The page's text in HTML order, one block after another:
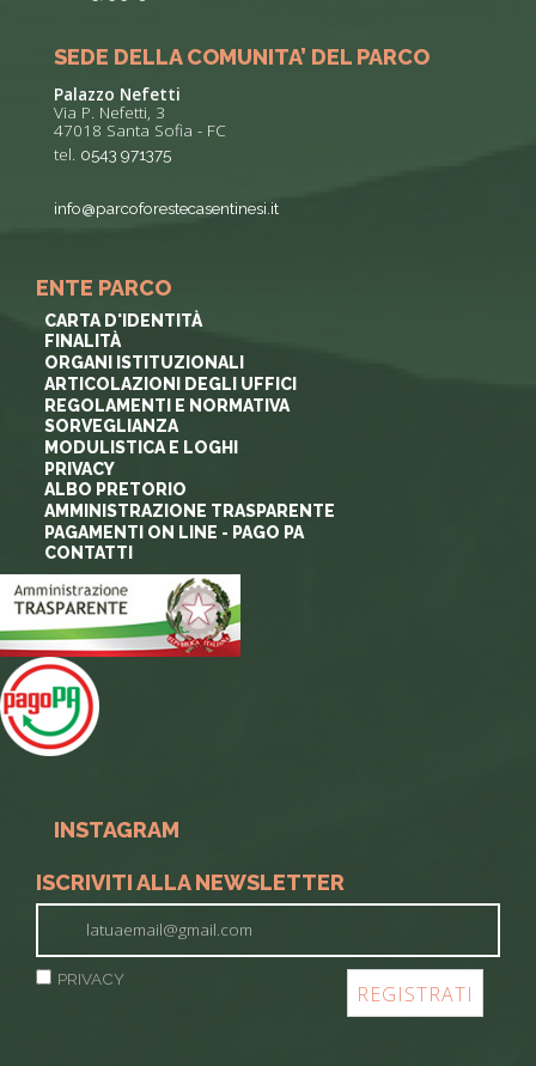
SEDE DELLA COMUNITA’ DEL PARCO
Palazzo Nefetti
Via P. Nefetti, 3
47018 Santa Sofia - FC
tel. 0543 971375
info@parcoforestecasentinesi.it
ENTE PARCO
CARTA D'IDENTITÀ
FINALITÀ
ORGANI ISTITUZIONALI
ARTICOLAZIONI DEGLI UFFICI
REGOLAMENTI E NORMATIVA
SORVEGLIANZA
MODULISTICA E LOGHI
PRIVACY
ALBO PRETORIO
AMMINISTRAZIONE TRASPARENTE
PAGAMENTI ON LINE - PAGO PA
CONTATTI
INSTAGRAM
ISCRIVITI ALLA NEWSLETTER
PRIVACY